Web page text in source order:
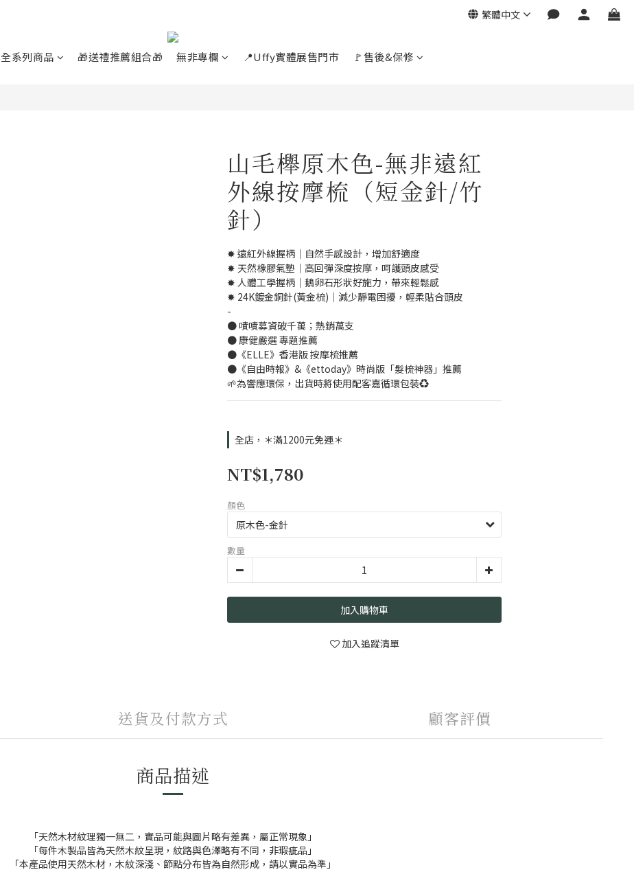
繁體中文
全系列商品 🎁送禮推薦組合🎁 無非專欄 📍Uffy實體展售門市 🚩售後&保修
山毛櫸原木色-無非遠紅
外線按摩梳（短金針/竹
針）
✸ 遠紅外線握柄｜自然手感設計，增加舒適度
✸ 天然橡膠氣墊｜高回彈深度按摩，呵護頭皮感受
✸ 人體工學握柄｜鵝卵石形狀好施力，帶來輕鬆感
✸ 24K鍍金銅針(黃金梳)｜減少靜電困擾，輕柔貼合頭皮
-
● 嘖嘖募資破千萬；熱銷萬支
● 康健嚴選 專題推薦
●《ELLE》香港版 按摩梳推薦
●《自由時報》&《ettoday》時尚版「髮梳神器」推薦
🌱為響應環保，出貨時將使用配客嘉循環包裝♻️
全店，＊滿1200元免運＊
NT$1,780
顏色
數量
加入購物車
加入追蹤清單
送貨及付款方式 顧客評價
商品描述
「天然木材紋理獨一無二，實品可能與圖片略有差異，屬正常現象」
「每件木製品皆為天然木紋呈現，紋路與色澤略有不同，非瑕疵品」
「本產品使用天然木材，木紋深淺、節點分布皆為自然形成，請以實品為準」